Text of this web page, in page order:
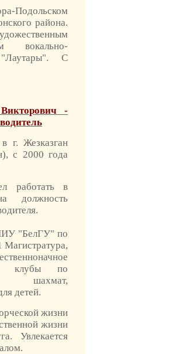
Подольском
района.
вокально-
"Лаутары". С
-
г. Жезказган
с 2000 года
работать в
должность
"БелГУ" по
Магистратура,
клубы по
шахмат,
детей.
жизни
жизни
Увлекается